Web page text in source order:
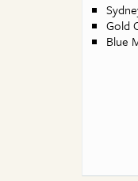
Gold
Blue